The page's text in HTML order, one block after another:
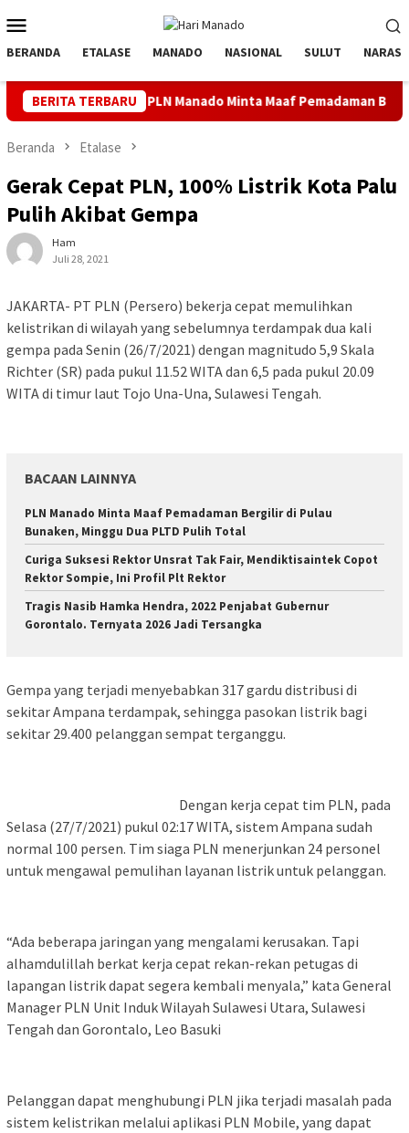
ke
kontenMobile
BERANDA ETALASE MANADO NASIONAL SULUT NARASI
BERITA TERBARU
PLN Manado Minta Maaf Pemadaman Bergilir di Pulau
Beranda Etalase
Gerak Cepat PLN, 100% Listrik Kota Palu
Pulih Akibat Gempa
Ham
Juli 28, 2021
JAKARTA- PT PLN (Persero) bekerja cepat memulihkan
kelistrikan di wilayah yang sebelumnya terdampak dua kali
gempa pada Senin (26/7/2021) dengan magnitudo 5,9 Skala
Richter (SR) pada pukul 11.52 WITA dan 6,5 pada pukul 20.09
WITA di timur laut Tojo Una-Una, Sulawesi Tengah.
BACAAN LAINNYA
PLN Manado Minta Maaf Pemadaman Bergilir di Pulau
Bunaken, Minggu Dua PLTD Pulih Total
Curiga Suksesi Rektor Unsrat Tak Fair, Mendiktisaintek Copot
Rektor Sompie, Ini Profil Plt Rektor
Tragis Nasib Hamka Hendra, 2022 Penjabat Gubernur
Gorontalo. Ternyata 2026 Jadi Tersangka
Gempa yang terjadi menyebabkan 317 gardu distribusi di
sekitar Ampana terdampak, sehingga pasokan listrik bagi
sekitar 29.400 pelanggan sempat terganggu.
Dengan kerja cepat tim PLN, pada
Selasa (27/7/2021) pukul 02:17 WITA, sistem Ampana sudah
normal 100 persen. Tim siaga PLN menerjunkan 24 personel
untuk mengawal pemulihan layanan listrik untuk pelanggan.
“Ada beberapa jaringan yang mengalami kerusakan. Tapi
alhamdulillah berkat kerja cepat rekan-rekan petugas di
lapangan listrik dapat segera kembali menyala,” kata General
Manager PLN Unit Induk Wilayah Sulawesi Utara, Sulawesi
Tengah dan Gorontalo, Leo Basuki
Pelanggan dapat menghubungi PLN jika terjadi masalah pada
sistem kelistrikan melalui aplikasi PLN Mobile, yang dapat